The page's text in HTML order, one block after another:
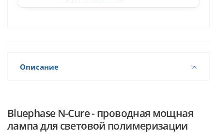
Описание
Bluephase N-Cure - проводная мощная
лампа для световой полимеризации